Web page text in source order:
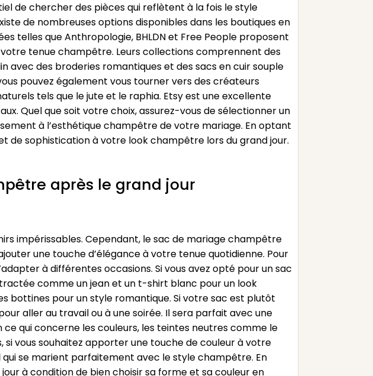
de chercher des pièces qui reflètent à la fois le style
de nombreuses options disponibles dans les boutiques en
telles que Anthropologie, BHLDN et Free People proposent
tenue champêtre. Leurs collections comprennent des
avec des broderies romantiques et des sacs en cuir souple
pouvez également vous tourner vers des créateurs
tels que le jute et le raphia. Etsy est une excellente
Quel que soit votre choix, assurez-vous de sélectionner un
à l’esthétique champêtre de votre mariage. En optant
de sophistication à votre look champêtre lors du grand jour.
après le grand jour
impérissables. Cependant, le sac de mariage champêtre
une touche d’élégance à votre tenue quotidienne. Pour
à différentes occasions. Si vous avez opté pour un sac
comme un jean et un t-shirt blanc pour un look
bottines pour un style romantique. Si votre sac est plutôt
aller au travail ou à une soirée. Il sera parfait avec une
qui concerne les couleurs, les teintes neutres comme le
vous souhaitez apporter une touche de couleur à votre
se marient parfaitement avec le style champêtre. En
à condition de bien choisir sa forme et sa couleur en